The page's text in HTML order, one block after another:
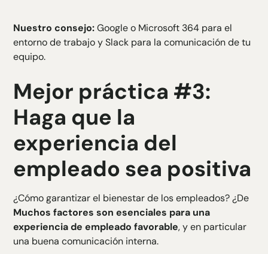
Nuestro consejo:Google o Microsoft 364 para el
entorno de trabajo y Slack para la comunicación de tu
equipo.
Mejor práctica #3:
Haga que la
experiencia del
empleado sea positiva
¿Cómo garantizar el bienestar de los empleados? ¿De
Muchos factores son esenciales para una
experiencia de empleado favorable, y en particular
una buena comunicación interna.